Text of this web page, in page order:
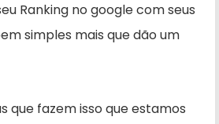
Ranking no google com seus
simples mais que dão um
que fazem isso que estamos